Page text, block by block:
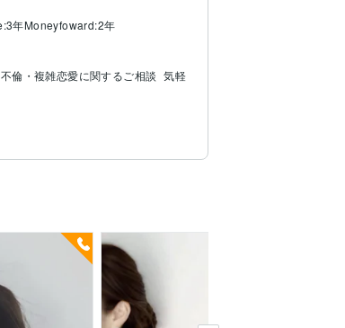
年Moneyfoward:2年
倫・複雑恋愛に関するご相談 気軽